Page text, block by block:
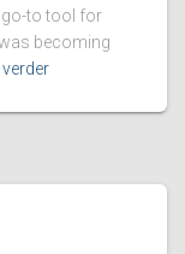
go-to tool for
becoming
verder